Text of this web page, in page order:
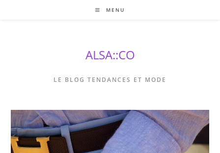
MENU
ALSA::CO
LE BLOG TENDANCES ET MODE